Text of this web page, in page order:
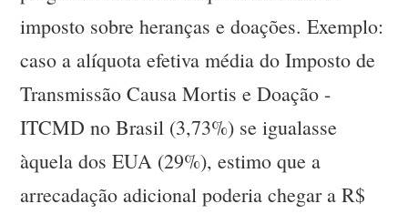
imposto sobre heranças e doações. Exemplo:
caso a alíquota efetiva média do Imposto de
Transmissão Causa Mortis e Doação -
ITCMD no Brasil (3,73%) se igualasse
àquela dos EUA (29%), estimo que a
arrecadação adicional poderia chegar a R$